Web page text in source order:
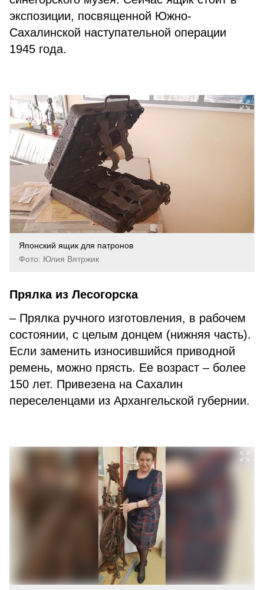
экспозиции, посвященной Южно-
Сахалинской наступательной операции
1945 года.
Японский ящик для патронов
Фото: Юлия Вятржик
Прялка из Лесогорска
– Прялка ручного изготовления, в рабочем
состоянии, с целым донцем (нижняя часть).
Если заменить износившийся приводной
ремень, можно прясть. Ее возраст – более
150 лет. Привезена на Сахалин
переселенцами из Архангельской губернии.